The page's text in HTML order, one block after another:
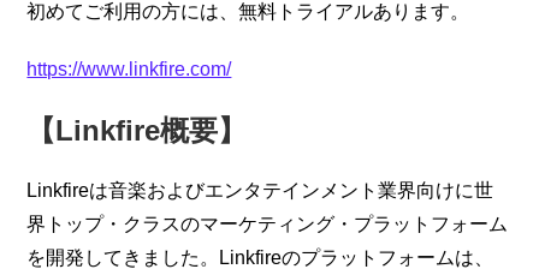
初めてご利用の方には、無料トライアルあります。
https://www.linkfire.com/
【Linkfire概要】
Linkfireは音楽およびエンタテインメント業界向けに世
界トップ・クラスのマーケティング・プラットフォーム
を開発してきました。Linkfireのプラットフォームは、